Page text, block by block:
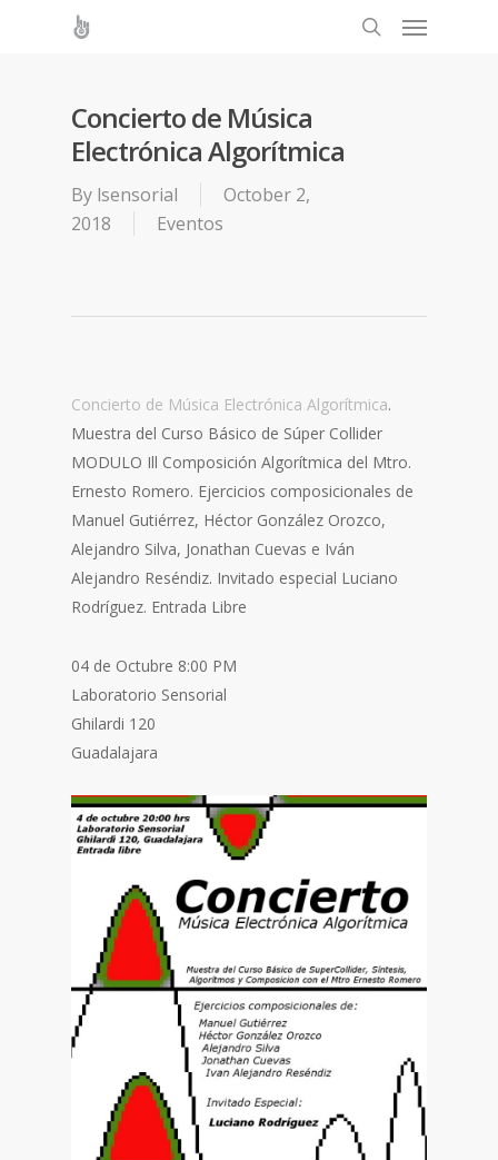
Concierto de Música
Electrónica Algorítmica
By lsensorial
October 2,
2018
Eventos
Concierto de Música Electrónica Algorítmica.
Muestra del Curso Básico de Súper Collider
MODULO Ill Composición Algorítmica del Mtro.
Ernesto Romero. Ejercicios composicionales de
Manuel Gutiérrez, Héctor González Orozco,
Alejandro Silva, Jonathan Cuevas e Iván
Alejandro Reséndiz. Invitado especial Luciano
Rodríguez. Entrada Libre
04 de Octubre 8:00 PM
Laboratorio Sensorial
Ghilardi 120
Guadalajara